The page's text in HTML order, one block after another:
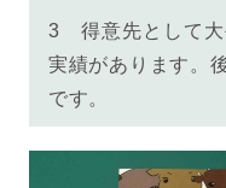
3 得意先として大
実績があります。
です。